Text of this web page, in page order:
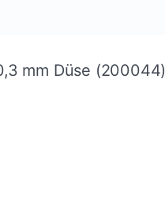
mm Düse (200044)